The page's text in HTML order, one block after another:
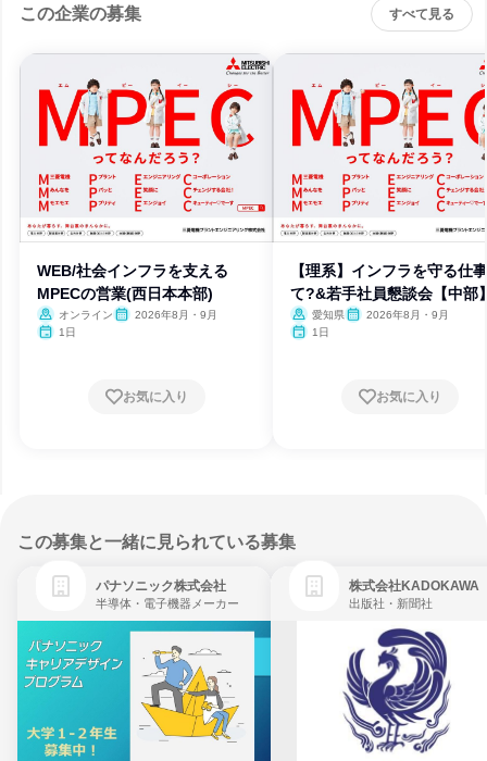
この企業の募集 すべて見る
WEB/社会インフラを支える
MPECの営業(西日本本部)
オンライン
2026年8月・9月
1日
お気に入り
【理系】インフラを守る仕
て?&若手社員懇談会【中部
愛知県
2026年8月・9月
1日
お気に入り
この募集と一緒に見られている募集
パナソニック株式会社
半導体・電子機器メーカー
株式会社KADOKAWA
出版社・新聞社